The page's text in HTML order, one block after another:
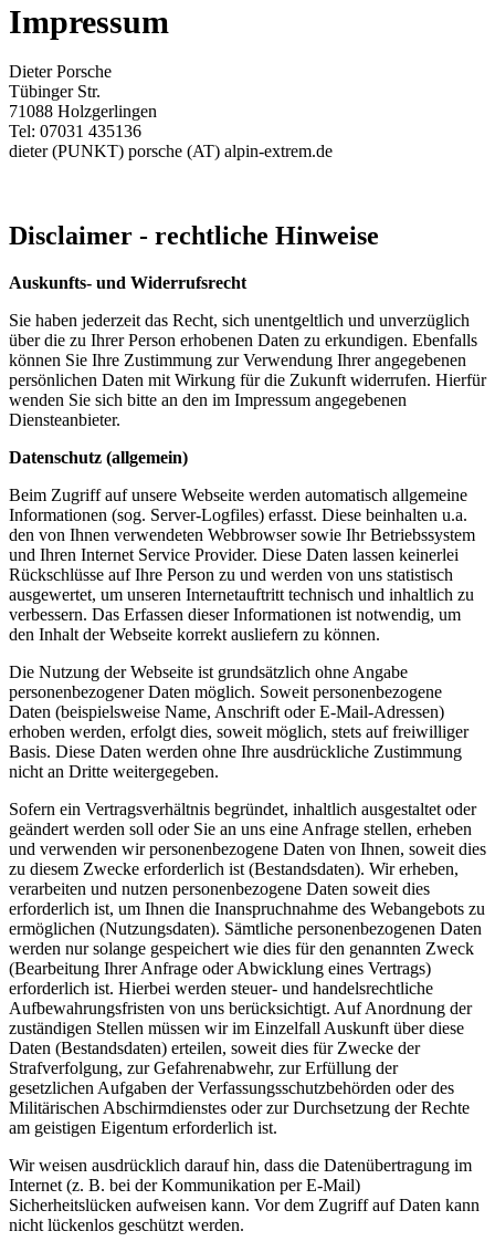
Impressum
Dieter Porsche
Tübinger Str.
71088 Holzgerlingen
Tel: 07031 435136
dieter (PUNKT) porsche (AT) alpin-extrem.de
Disclaimer - rechtliche Hinweise
Auskunfts- und Widerrufsrecht
Sie haben jederzeit das Recht, sich unentgeltlich und unverzüglich
über die zu Ihrer Person erhobenen Daten zu erkundigen. Ebenfalls
können Sie Ihre Zustimmung zur Verwendung Ihrer angegebenen
persönlichen Daten mit Wirkung für die Zukunft widerrufen. Hierfür
wenden Sie sich bitte an den im Impressum angegebenen
Diensteanbieter.
Datenschutz (allgemein)
Beim Zugriff auf unsere Webseite werden automatisch allgemeine
Informationen (sog. Server-Logfiles) erfasst. Diese beinhalten u.a.
den von Ihnen verwendeten Webbrowser sowie Ihr Betriebssystem
und Ihren Internet Service Provider. Diese Daten lassen keinerlei
Rückschlüsse auf Ihre Person zu und werden von uns statistisch
ausgewertet, um unseren Internetauftritt technisch und inhaltlich zu
verbessern. Das Erfassen dieser Informationen ist notwendig, um
den Inhalt der Webseite korrekt ausliefern zu können.
Die Nutzung der Webseite ist grundsätzlich ohne Angabe
personenbezogener Daten möglich. Soweit personenbezogene
Daten (beispielsweise Name, Anschrift oder E-Mail-Adressen)
erhoben werden, erfolgt dies, soweit möglich, stets auf freiwilliger
Basis. Diese Daten werden ohne Ihre ausdrückliche Zustimmung
nicht an Dritte weitergegeben.
Sofern ein Vertragsverhältnis begründet, inhaltlich ausgestaltet oder
geändert werden soll oder Sie an uns eine Anfrage stellen, erheben
und verwenden wir personenbezogene Daten von Ihnen, soweit dies
zu diesem Zwecke erforderlich ist (Bestandsdaten). Wir erheben,
verarbeiten und nutzen personenbezogene Daten soweit dies
erforderlich ist, um Ihnen die Inanspruchnahme des Webangebots zu
ermöglichen (Nutzungsdaten). Sämtliche personenbezogenen Daten
werden nur solange gespeichert wie dies für den genannten Zweck
(Bearbeitung Ihrer Anfrage oder Abwicklung eines Vertrags)
erforderlich ist. Hierbei werden steuer- und handelsrechtliche
Aufbewahrungsfristen von uns berücksichtigt. Auf Anordnung der
zuständigen Stellen müssen wir im Einzelfall Auskunft über diese
Daten (Bestandsdaten) erteilen, soweit dies für Zwecke der
Strafverfolgung, zur Gefahrenabwehr, zur Erfüllung der
gesetzlichen Aufgaben der Verfassungsschutzbehörden oder des
Militärischen Abschirmdienstes oder zur Durchsetzung der Rechte
am geistigen Eigentum erforderlich ist.
Wir weisen ausdrücklich darauf hin, dass die Datenübertragung im
Internet (z. B. bei der Kommunikation per E-Mail)
Sicherheitslücken aufweisen kann. Vor dem Zugriff auf Daten kann
nicht lückenlos geschützt werden.